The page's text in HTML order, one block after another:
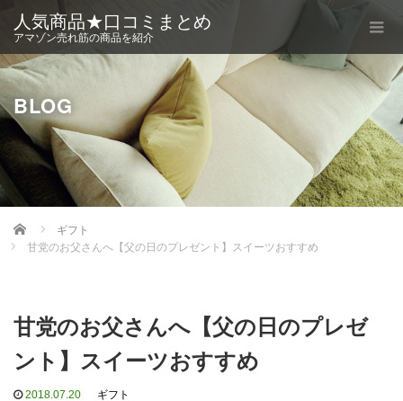
人気商品★口コミまとめ
アマゾン売れ筋の商品を紹介
BLOG
Home
ギフト
甘党のお父さんへ【父の日のプレゼント】スイーツおすすめ
甘党のお父さんへ【父の日のプレゼ
ント】スイーツおすすめ
2018.07.20 ギフト